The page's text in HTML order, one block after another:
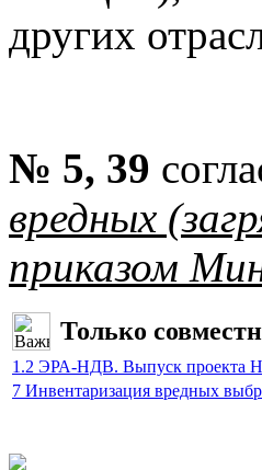
других
№ 5, 39
вредных
приказом
Только
1.2 ЭРА-НДВ. Выпуск проекта
7 Инвентаризация вредных